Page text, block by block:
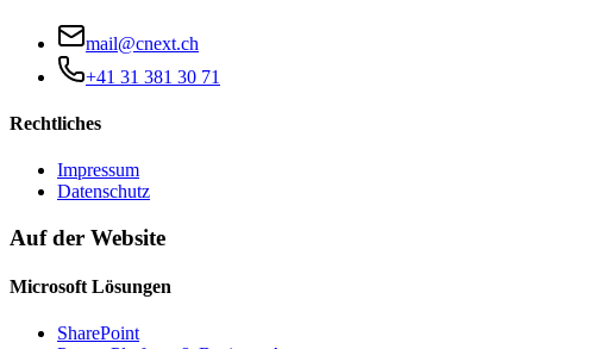
mail@cnext.ch
+41 31 381 30 71
Rechtliches
Impressum
Datenschutz
Auf der Website
Microsoft Lösungen
SharePoint